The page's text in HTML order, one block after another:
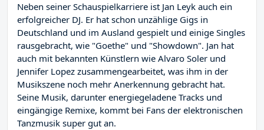
Neben seiner Schauspielkarriere ist Jan Leyk auch ein
erfolgreicher DJ. Er hat schon unzählige Gigs in
Deutschland und im Ausland gespielt und einige Singles
rausgebracht, wie "Goethe" und "Showdown". Jan hat
auch mit bekannten Künstlern wie Alvaro Soler und
Jennifer Lopez zusammengearbeitet, was ihm in der
Musikszene noch mehr Anerkennung gebracht hat.
Seine Musik, darunter energiegeladene Tracks und
eingängige Remixe, kommt bei Fans der elektronischen
Tanzmusik super gut an.